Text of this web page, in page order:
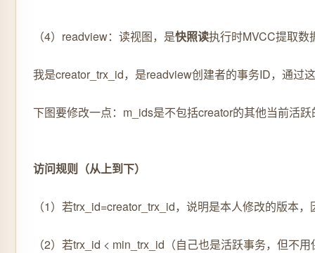
（4）readview：读视图，是快照读执行时MVCC提取数
我是creator_trx_id，是readview创建者的事务ID，通
下图要修改一点：m_ids是不包括creator的其他当前活
访问规则（从上到下）
（1）若trx_id=creator_trx_id，说明是本人修改的版本
（2）若trx_id < min_trx_id（自己也是活跃事务，但不